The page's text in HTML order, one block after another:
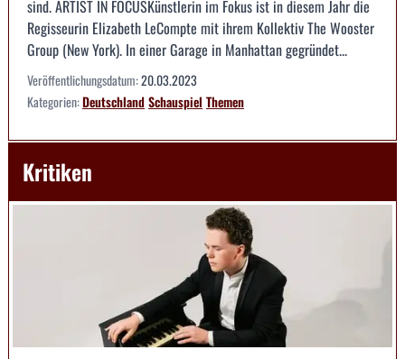
sind. ARTIST IN FOCUSKünstlerin im Fokus ist in diesem Jahr die
Regisseurin Elizabeth LeCompte mit ihrem Kollektiv The Wooster
Group (New York). In einer Garage in Manhattan gegründet...
Veröffentlichungsdatum:20.03.2023
Kategorien:DeutschlandSchauspiel Themen
Kritiken